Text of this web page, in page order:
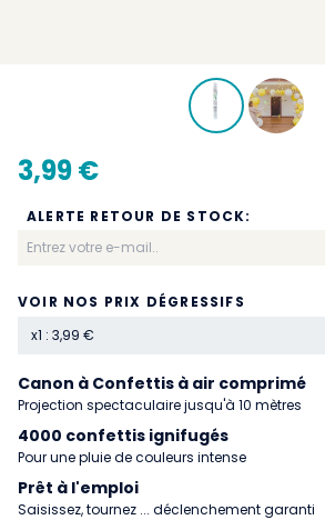
3,99 €
ALERTE RETOUR DE STOCK:
Canon à Confettis à air comprimé
Projection spectaculaire jusqu'à 10 mètres
4000 confettis ignifugés
Pour une pluie de couleurs intense
Prêt à l'emploi
Saisissez, tournez ... déclenchement garanti
VOIR NOS PRIX DÉGRESSIFS
x1 : 3,99 €